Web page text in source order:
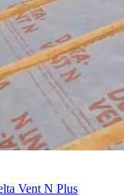
Vent N Plus